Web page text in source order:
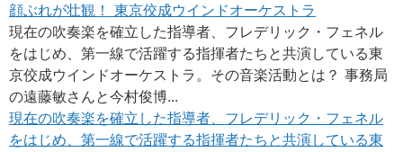
顔ぶれが壮観！ 東京佼成ウインドオーケストラ
現在の吹奏楽を確立した指導者、フレデリック・フェネル
をはじめ、第一線で活躍する指揮者たちと共演している東
京佼成ウインドオーケストラ。その音楽活動とは？ 事務局
の遠藤敏さんと今村俊博...
現在の吹奏楽を確立した指導者、フレデリック・フェネル
をはじめ、第一線で活躍する指揮者たちと共演している東